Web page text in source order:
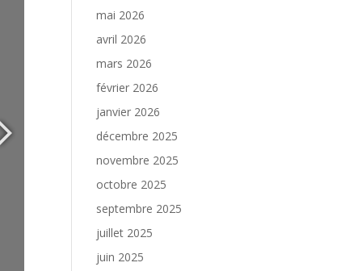
mai 2026
avril 2026
mars 2026
février 2026
janvier 2026
décembre 2025
novembre 2025
octobre 2025
septembre 2025
juillet 2025
juin 2025